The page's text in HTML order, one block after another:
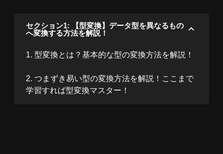
セクション1: 【型変換】データ型を異なるもの
へ変換する方法を解説！
1. 型変換とは？基本的な型の変換方法を解説！
2. つまずき易い型の変換方法を解説！ここまで
学習すれば型変換マスター！